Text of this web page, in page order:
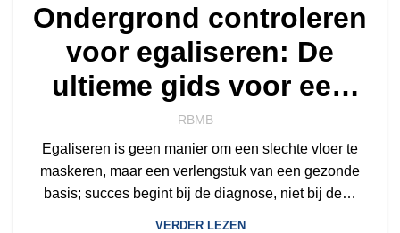
Ondergrond controleren
voor egaliseren: De
ultieme gids voor een
perfecte vloer
RBMB
Egaliseren is geen manier om een slechte vloer te
maskeren, maar een verlengstuk van een gezonde
basis; succes begint bij de diagnose, niet bij de…
VERDER LEZEN